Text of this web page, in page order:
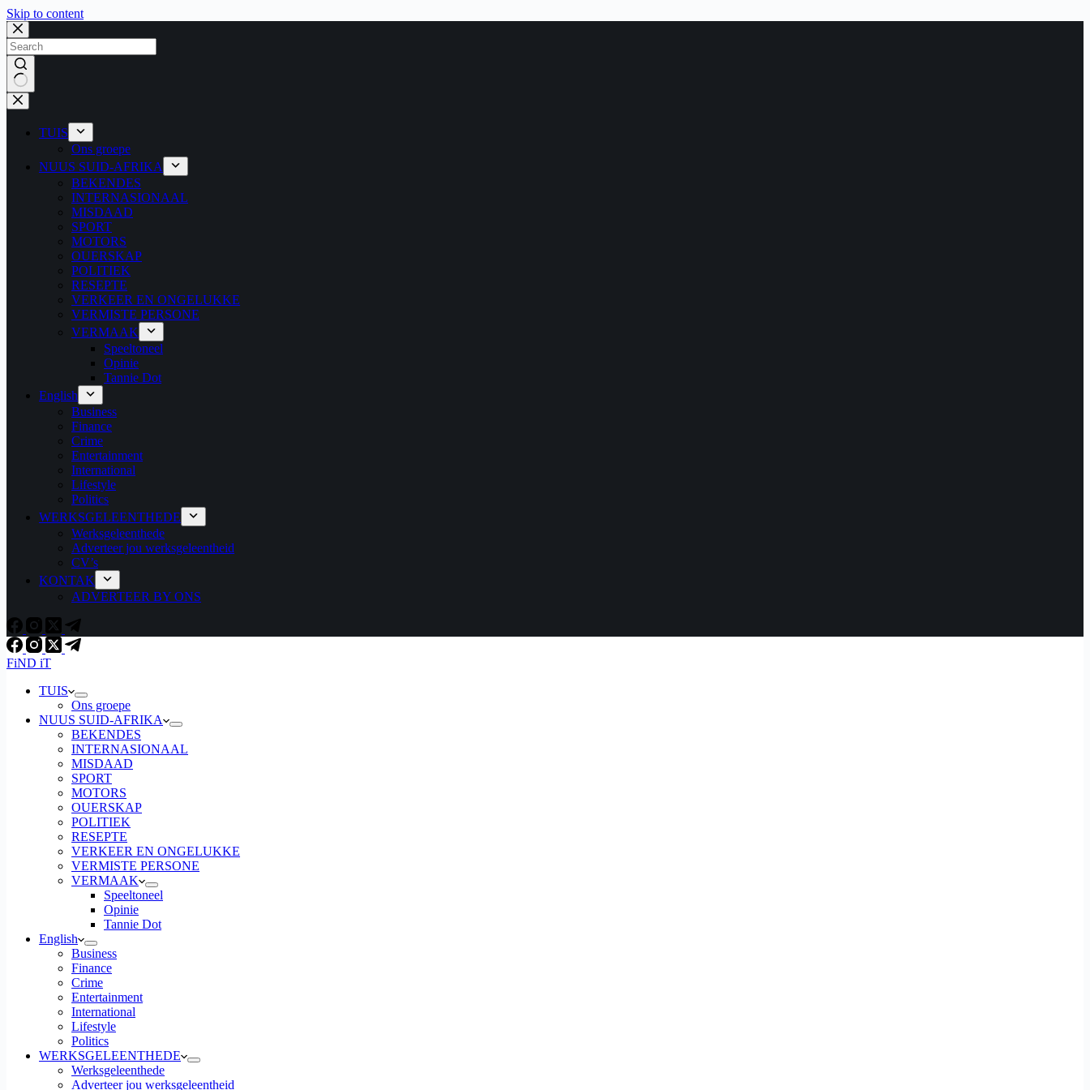
Skip to content
No
results
TUIS
Ons groepe
NUUS SUID-AFRIKA
BEKENDES
INTERNASIONAAL
MISDAAD
SPORT
MOTORS
OUERSKAP
POLITIEK
RESEPTE
VERKEER EN ONGELUKKE
VERMISTE PERSONE
VERMAAK
Speeltoneel
Opinie
Tannie Dot
English
Business
Finance
Crime
Entertainment
International
Lifestyle
Politics
WERKSGELEENTHEDE
Werksgeleenthede
Adverteer jou werksgeleentheid
CV’s
KONTAK
ADVERTEER BY ONS
FiND iT
TUIS
Ons groepe
NUUS SUID-AFRIKA
BEKENDES
INTERNASIONAAL
MISDAAD
SPORT
MOTORS
OUERSKAP
POLITIEK
RESEPTE
VERKEER EN ONGELUKKE
VERMISTE PERSONE
VERMAAK
Speeltoneel
Opinie
Tannie Dot
English
Business
Finance
Crime
Entertainment
International
Lifestyle
Politics
WERKSGELEENTHEDE
Werksgeleenthede
Adverteer jou werksgeleentheid